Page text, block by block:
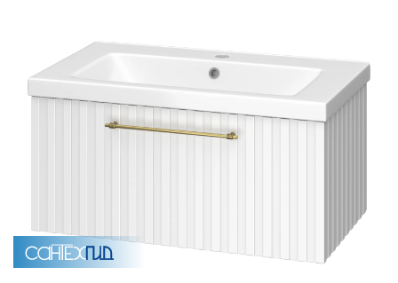
Кухонные мойки
Раковины
Аксессуары для ванных комнат